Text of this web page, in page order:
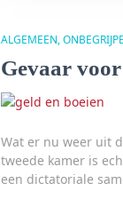
ALGEMEEN
Gevaar
Wat er nu weer uit
tweede kamer is
een dictatoriale